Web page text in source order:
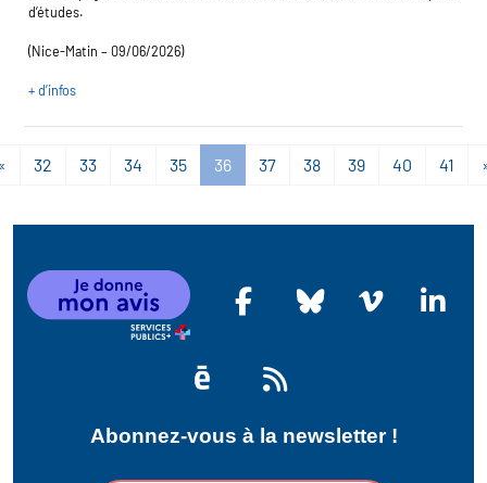
d’études.
(Nice-Matin – 09/06/2026)
+ d’infos
32 33 34 35 36 37 38 39 40 41
Abonnez-vous à la newsletter !